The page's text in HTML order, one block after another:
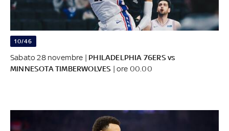
10/46
Sabato 28 novembre | PHILADELPHIA 76ERS vs
MINNESOTA TIMBERWOLVES | ore 00.00